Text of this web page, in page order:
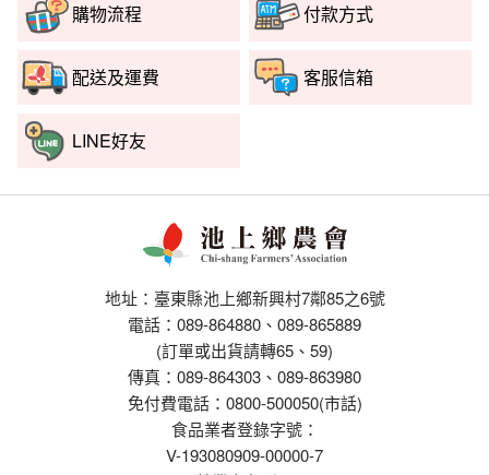
地址：臺東縣池上鄉新興村7鄰85之6號
電話：089-864880、089-865889
(訂單或出貨請轉65、59)
傳真：089-864303、089-863980
免付費電話：0800-500050(市話)
食品業者登錄字號：
V-193080909-00000-7
購物流程 付款方式
配送及運費 客服信箱
LINE好友